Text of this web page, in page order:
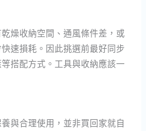
燥收納空間、通風條件差，或
速損耗。因此挑選前最好同步
搭配方式。工具與收納應該一
與合理使用，並非買回家就自